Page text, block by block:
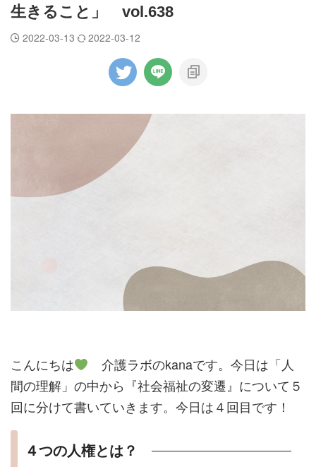
生きること」 vol.638
2022-03-13 2022-03-12
こんにちは
介護ラボのkanaです。今日は「人
間の理解」の中から『社会福祉の変遷』について５
回に分けて書いていきます。今日は４回目です！
４つの人権とは？